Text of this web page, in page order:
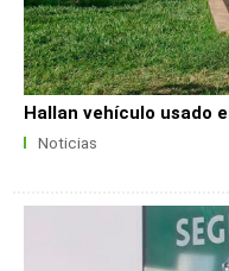
Hallan vehículo usado
Noticias